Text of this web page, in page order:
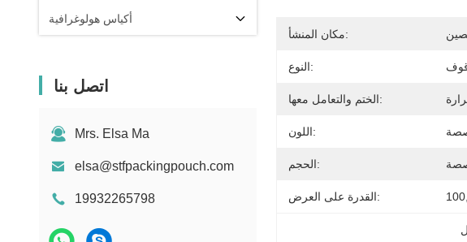
أكياس هولوغرافية
في المخزون
اتصل بنا
Mrs. Elsa Ma
elsa@stfpackingpouch.com
19932265798
مكان المنشأ:
النوع:
الختم والتعامل معها:
اللون:
الحجم:
القدرة على العرض: